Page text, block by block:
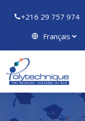
+216 29 757 974